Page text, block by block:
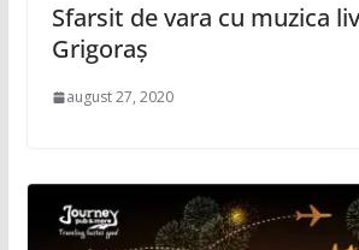
Sfarsit de vara cu muzica
Grigoraș
august 27, 2020